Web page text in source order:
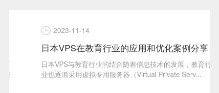
2023-11-14
日本VPS在教育行业的应用和优化案例分享
日本VPS与教育行业的结合随着信息技术的发展，教育行
业也逐渐采用虚拟专用服务器（Virtual Private Serv...